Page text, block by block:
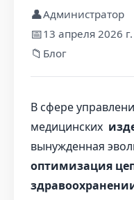
👤Администратор
📅13 апреля 2026 г.
📁 Блог
В сфере
медицинских
вынужденная
оптимизация